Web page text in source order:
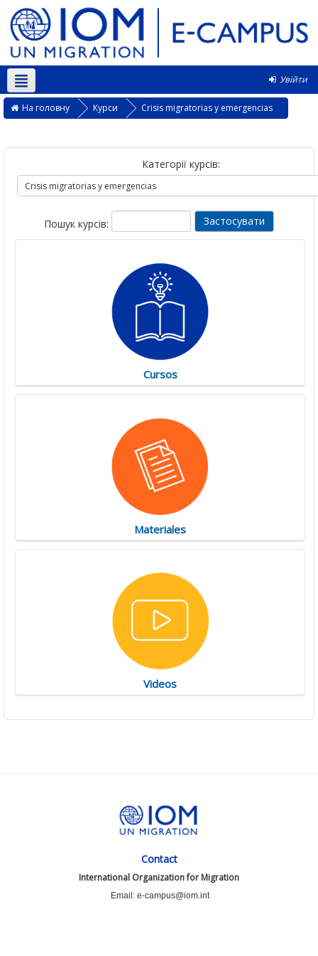
Увійти
Українська ‎(uk)‎
На головну Курси Crisis migratorias y emergencias
Категорії курсів:
Пошук курсів:
Cursos
Materiales
Videos
Contact
International Organization for Migration
Email: e-campus@iom.int